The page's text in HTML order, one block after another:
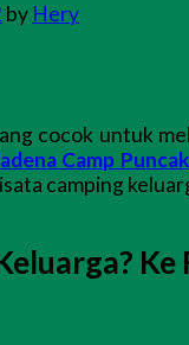
by Hery
cocok untuk
Camp Puncak
camping
Ke